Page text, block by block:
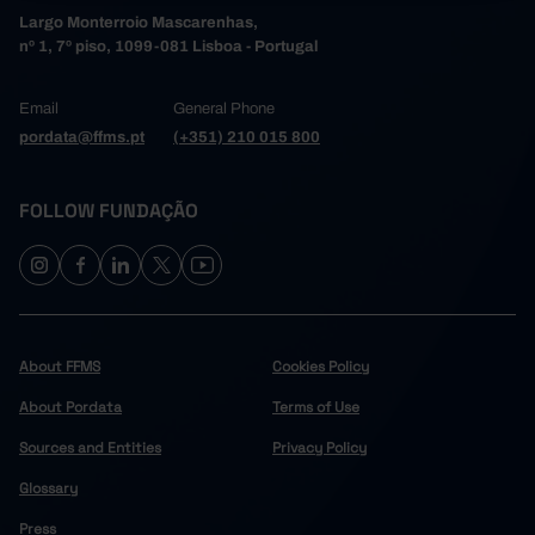
Largo Monterroio Mascarenhas,
nº 1, 7º piso, 1099-081 Lisboa - Portugal
Email
pordata@ffms.pt
General Phone
(+351) 210 015 800
FOLLOW FUNDAÇÃO
About FFMS
About Pordata
Sources and Entities
Glossary
Press
Cookies Policy
Terms of Use
Privacy Policy